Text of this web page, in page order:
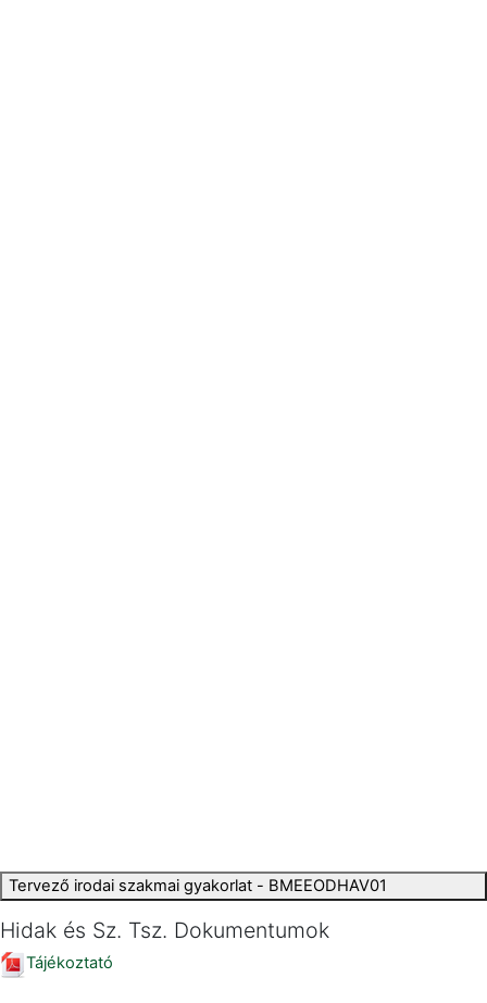
Tervező irodai szakmai gyakorlat - BMEEODHAV01
Hidak és Sz. Tsz. Dokumentumok
Tájékoztató